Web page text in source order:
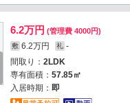
6.2万円 (管理費 4000円)
敷 6.2万円 礼 -
間取り： 2LDK
専有面積： 57.85㎡
入居時期： 即